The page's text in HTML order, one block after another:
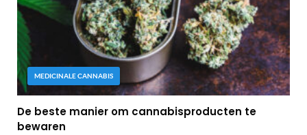
MEDICINALE CANNABIS
De beste manier om cannabisproducten te
bewaren